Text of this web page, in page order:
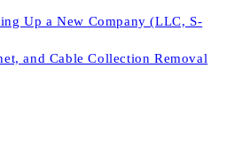
Up a New Company (LLC, S-
and Cable Collection Removal